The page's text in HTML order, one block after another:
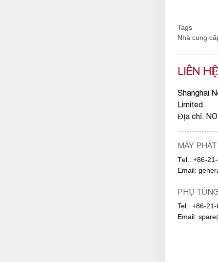
Tags
Nhà cung
LIÊN
Shanghai
Limited
Địa chỉ:
MÁY
Тel.: +86-
Email:
PHỤ TÙNG
Tel.: +86-
Email: